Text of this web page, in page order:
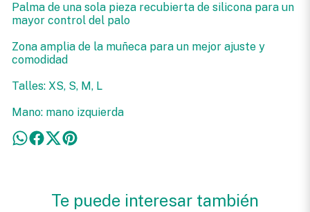
Palma de una sola pieza recubierta de silicona para un
mayor control del palo
Zona amplia de la muñeca para un mejor ajuste y
comodidad
Talles: XS, S, M, L
Mano: mano izquierda
Te puede interesar también